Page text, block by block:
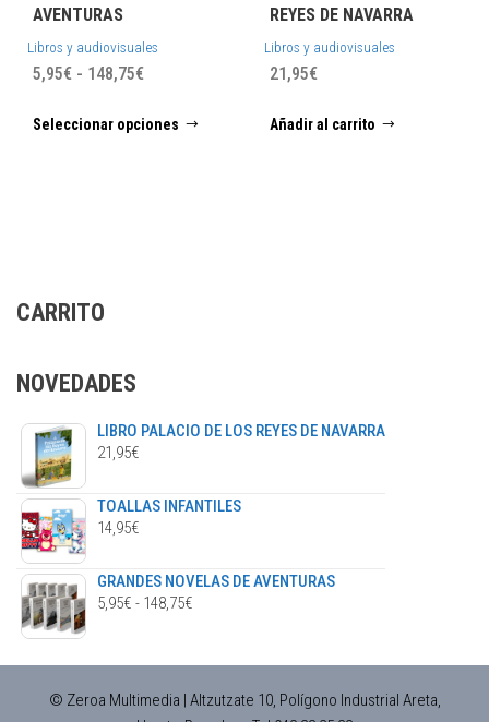
AVENTURAS
Libros y audiovisuales
5,95€ - 148,75€Rango
precios:
Seleccionar opciones
producto
página
REYES DE NAVARRA
Libros y audiovisuales
21,95€
Añadir al carrito
CARRITO
NOVEDADES
LIBRO PALACIO DE LOS REYES DE NAVARRA
21,95€
TOALLAS INFANTILES
14,95€
GRANDES NOVELAS DE AVENTURAS
5,95€ - 148,75€
5,95€
© Zeroa Multimedia | Altzutzate 10, Polígono Industrial Areta,